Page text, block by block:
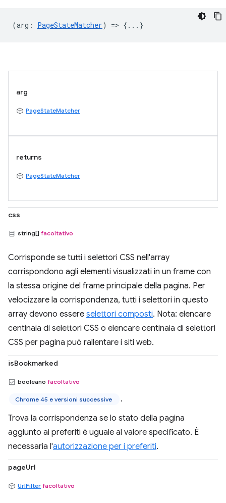
(arg : PageStateMatcher) => {...}
arg
PageStateMatcher
returns
PageStateMatcher
css
string[] facoltativo
Corrisponde se tutti i selettori CSS nell'array
corrispondono agli elementi visualizzati in un frame con
la stessa origine del frame principale della pagina. Per
velocizzare la corrispondenza, tutti i selettori in questo
array devono essere selettori composti. Nota: elencare
centinaia di selettori CSS o elencare centinaia di selettori
CSS per pagina può rallentare i siti web.
isBookmarked
booleano facoltativo
Chrome 45 e versioni successive
.
Trova la corrispondenza se lo stato della pagina
aggiunto ai preferiti è uguale al valore specificato. È
necessaria l'autorizzazione per i preferiti.
pageUrl
UrlFilter facoltativo